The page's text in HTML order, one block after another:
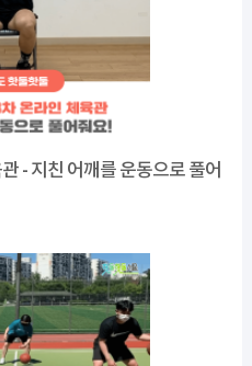
- 지친 어깨를 운동으로 풀어